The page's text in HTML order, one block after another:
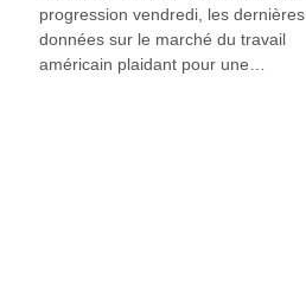
progression vendredi, les dernières
données sur le marché du travail
américain plaidant pour une